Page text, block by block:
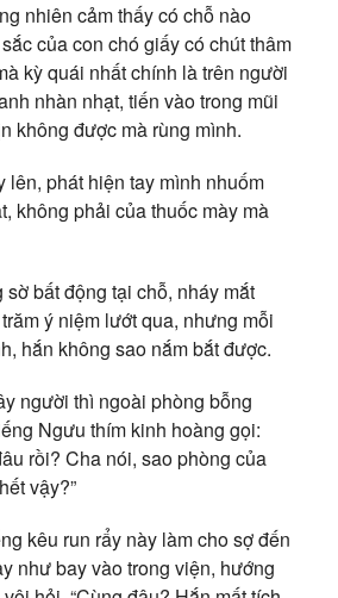
nhiên cảm thấy có chỗ nào
của con chó giấy có chút thâm
kỳ quái nhất chính là trên người
nhàn nhạt, tiến vào trong mũi
không được mà rùng mình.
lên, phát hiện tay mình nhuốm
không phải của thuốc mày mà
sờ bất động tại chỗ, nháy mắt
ý niệm lướt qua, nhưng mỗi
hắn không sao nắm bắt được.
người thì ngoài phòng bỗng
Ngưu thím kinh hoàng gọi:
rồi? Cha nói, sao phòng của
vậy?”
kêu run rẩy này làm cho sợ đến
như bay vào trong viện, hướng